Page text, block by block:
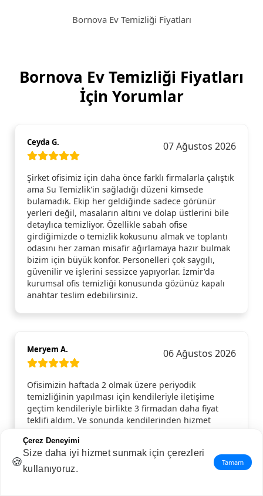
Bornova Ev Temizliği Fiyatları
Bornova Ev Temizliği Fiyatları
İçin Yorumlar
Ceyda G. 07 Ağustos 2026
Şirket ofisimiz için daha önce farklı firmalarla çalıştık
ama Su Temizlik'in sağladığı düzeni kimsede
bulamadık. Ekip her geldiğinde sadece görünür
yerleri değil, masaların altını ve dolap üstlerini bile
detaylıca temizliyor. Özellikle sabah ofise
girdiğimizde o temizlik kokusunu almak ve toplantı
odasını her zaman misafir ağırlamaya hazır bulmak
bizim için büyük konfor. Personelleri çok saygılı,
güvenilir ve işlerini sessizce yapıyorlar. İzmir'da
kurumsal ofis temizliği konusunda gözünüz kapalı
anahtar teslim edebilirsiniz.
Meryem A. 06 Ağustos 2026
Ofisimizin haftada 2 olmak üzere periyodik
temizliğinin yapılması için kendileriyle iletişime
geçtim kendileriyle birlikte 3 firmadan daha fiyat
teklifi aldım. Ve sonunda kendilerinden hizmet
ofisimizin temizliğini yaptılar. Hizmetten memnun
kalınca kendileriyle 1 Yıllık anlaşma imzaladık.
Özellikle Ayşe Hanım ve ekibine çok teşekkür ederim.
🍪
Çerez Deneyimi
Size daha iyi hizmet sunmak için çerezleri
kullanıyoruz.
Tamam